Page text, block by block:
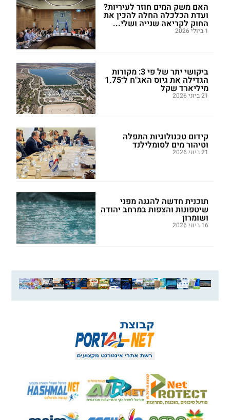
האם משק המים חוזר לעיריות?
ועדת הכלכלה החלה להכין את
החוק לקריאה שנייה ושלי...
1 ביולי 2026
ביקושי יתר של פי 3: מקורות
הגדילה את גיוס האג"ח ל־1.75
מיליארד שקל
21 ביוני 2026
קידום טכנולוגיות התפלה
וטיהור מים לסומלילנד
21 ביוני 2026
תוכנית חדשה להגנה מפני
שיטפונות והצפות במרחב יהודה
ושומרון
16 ביוני 2026